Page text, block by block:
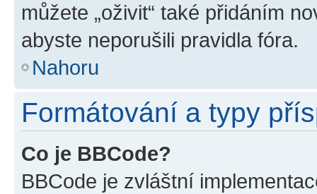
můžete „oživit“ také přidáním
abyste neporušili pravidla fóra.
Nahoru
Formátování a typy
Co je BBCode?
BBCode je zvláštní